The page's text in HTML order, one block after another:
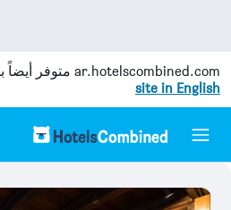
ar.hotelscombined.com متوفر أيضاً
site in English